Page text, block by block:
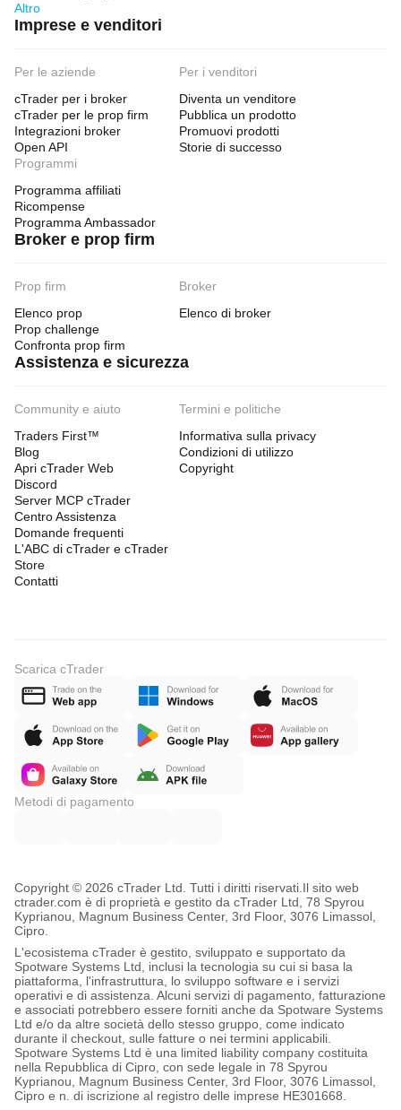
Altro
Imprese e venditori
Per le aziende
cTrader per i broker
cTrader per le prop firm
Integrazioni broker
Open API
Per i venditori
Diventa un venditore
Pubblica un prodotto
Promuovi prodotti
Storie di successo
Programmi
Programma affiliati
Ricompense
Programma Ambassador
Broker e prop firm
Prop firm
Elenco prop
Prop challenge
Confronta prop firm
Broker
Elenco di broker
Assistenza e sicurezza
Community e aiuto
Traders First™
Blog
Apri cTrader Web
Discord
Server MCP cTrader
Centro Assistenza
Domande frequenti
L'ABC di cTrader e cTrader
Store
Contatti
Termini e politiche
Informativa sulla privacy
Condizioni di utilizzo
Copyright
Scarica cTrader
Metodi di pagamento
Copyright © 2026 cTrader Ltd. Tutti i diritti riservati. Il sito web
ctrader.com è di proprietà e gestito da cTrader Ltd, 78 Spyrou
Kyprianou, Magnum Business Center, 3rd Floor, 3076 Limassol,
Cipro.
L'ecosistema cTrader è gestito, sviluppato e supportato da
Spotware Systems Ltd, inclusi la tecnologia su cui si basa la
piattaforma, l'infrastruttura, lo sviluppo software e i servizi
operativi e di assistenza. Alcuni servizi di pagamento, fatturazione
e associati potrebbero essere forniti anche da Spotware Systems
Ltd e/o da altre società dello stesso gruppo, come indicato
durante il checkout, sulle fatture o nei termini applicabili.
Spotware Systems Ltd è una limited liability company costituita
nella Repubblica di Cipro, con sede legale in 78 Spyrou
Kyprianou, Magnum Business Center, 3rd Floor, 3076 Limassol,
Cipro e n. di iscrizione al registro delle imprese HE301668.